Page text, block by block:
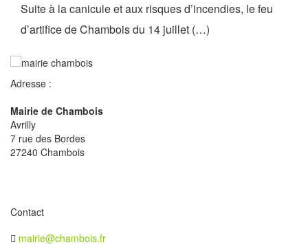
Suite à la canicule et aux risques d’incendies, le feu
d’artifice de Chambois du 14 juillet (…)
Adresse :
Mairie de Chambois
Avrilly
7 rue des Bordes
27240 Chambois
Contact
mairie@chambois.fr